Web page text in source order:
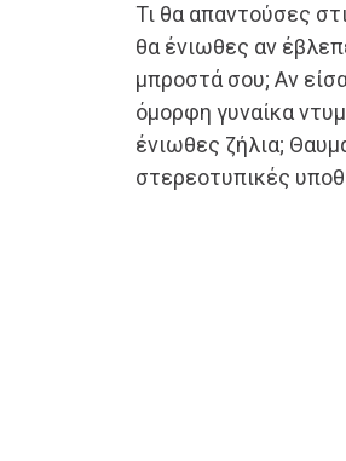
Τι θα απαντούσες
θα ένιωθες αν
μπροστά σου; Αν
όμορφη γυναίκα
ένιωθες ζήλια;
στερεοτυπικές